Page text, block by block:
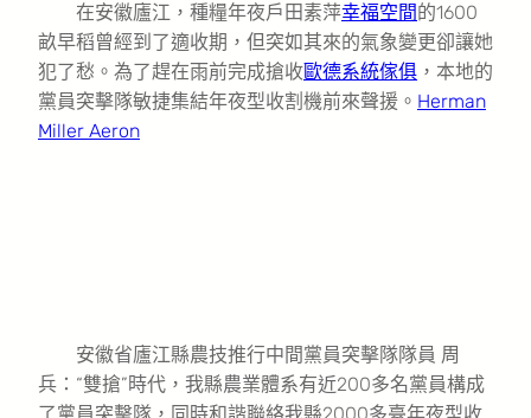
在安徽廬江，種糧年夜戶田素萍幸福空間的1600
畝早稻曾經到了適收期，但突如其來的氣象變更卻讓她
犯了愁。為了趕在雨前完成搶收歐德系統傢俱 ，本地的
黨員突擊隊敏捷集結年夜型收割機前來聲援。 Herman
Miller Aeron
安徽省廬江縣農技推行中間黨員突擊隊隊員 周
兵：“雙搶”時代，我縣農業體系有近200多名黨員構成